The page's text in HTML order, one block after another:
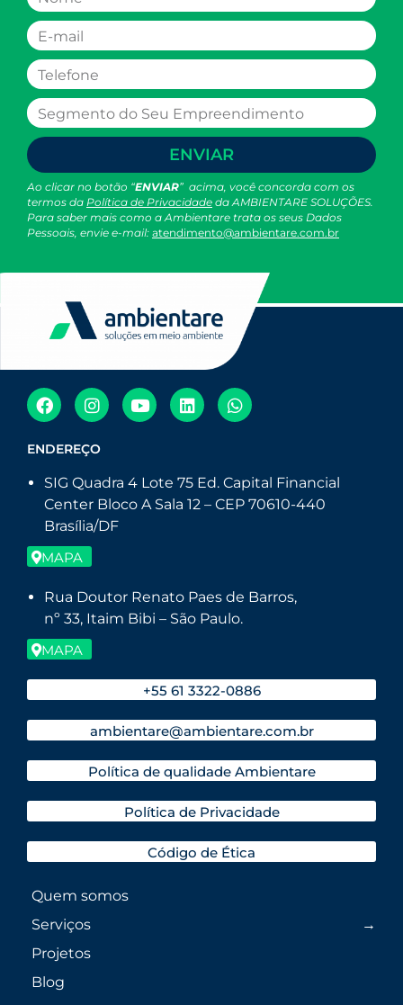
ENVIAR
Ao clicar no botão “ENVIAR” acima, você concorda com os
termos da Política de Privacidade da AMBIENTARE SOLUÇÕES.
Para saber mais como a Ambientare trata os seus Dados
Pessoais, envie e-mail: atendimento@ambientare.com.br
ENDEREÇO
SIG Quadra 4 Lote 75 Ed. Capital Financial
Center Bloco A Sala 12 – CEP 70610-440
Brasília/DF
MAPA
Rua Doutor Renato Paes de Barros,
nº 33, Itaim Bibi – São Paulo.
MAPA
+55 61 3322-0886
ambientare@ambientare.com.br
Política de qualidade Ambientare
Política de Privacidade
Código de Ética
Quem somos
Serviços
Projetos
Blog